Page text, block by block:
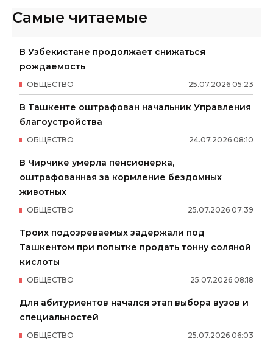
Самые читаемые
В Узбекистане продолжает снижаться
рождаемость
25.07.2026 05:23
ОБЩЕСТВО
В Ташкенте оштрафован начальник Управления
благоустройства
24.07.2026 08:10
ОБЩЕСТВО
В Чирчике умерла пенсионерка,
оштрафованная за кормление бездомных
животных
25.07.2026 07:39
ОБЩЕСТВО
Троих подозреваемых задержали под
Ташкентом при попытке продать тонну соляной
кислоты
25.07.2026 08:18
ОБЩЕСТВО
Для абитуриентов начался этап выбора вузов и
специальностей
25.07.2026 06:03
ОБЩЕСТВО